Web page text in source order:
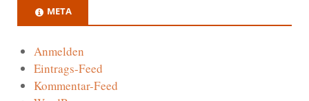
META
Anmelden
Eintrags-Feed
Kommentar-Feed